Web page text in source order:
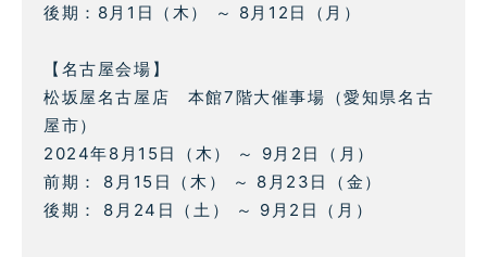
後期：8月1日（木） ～ 8月12日（月）
【名古屋会場】
松坂屋名古屋店 本館7階大催事場（愛知県名古
屋市）
2024年8月15日（木） ～ 9月2日（月）
前期： 8月15日（木） ～ 8月23日（金）
後期： 8月24日（土） ～ 9月2日（月）